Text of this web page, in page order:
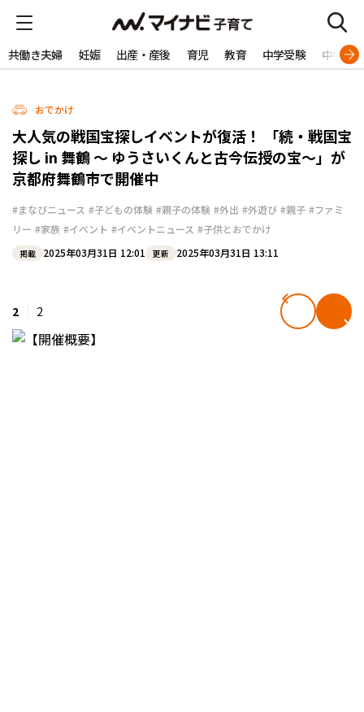
共働き夫婦 妊娠 出産・産後 育児 教育 中学受験 中学生
おでかけ
大人気の戦国宝探しイベントが復活！ 「続・戦国宝
探し in 舞鶴 ～ ゆうさいくんと古今伝授の宝～」が
京都府舞鶴市で開催中
#まなびニュース #子どもの体験 #親子の体験 #外出 #外遊び #親子 #ファミ
リー #家族 #イベント #イベントニュース #子供とおでかけ
掲載 2025年03月31日 12:01 更新 2025年03月31日 13:11
2 2